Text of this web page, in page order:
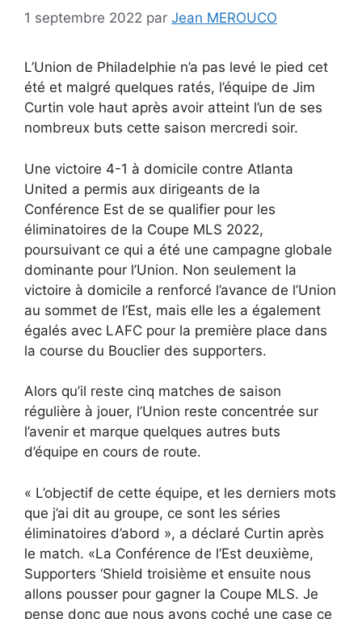
1 septembre 2022 par Jean MEROUCO
L’Union de Philadelphie n’a pas levé le pied cet
été et malgré quelques ratés, l’équipe de Jim
Curtin vole haut après avoir atteint l’un de ses
nombreux buts cette saison mercredi soir.
Une victoire 4-1 à domicile contre Atlanta
United a permis aux dirigeants de la
Conférence Est de se qualifier pour les
éliminatoires de la Coupe MLS 2022,
poursuivant ce qui a été une campagne globale
dominante pour l’Union. Non seulement la
victoire à domicile a renforcé l’avance de l’Union
au sommet de l’Est, mais elle les a également
égalés avec LAFC pour la première place dans
la course du Bouclier des supporters.
Alors qu’il reste cinq matches de saison
régulière à jouer, l’Union reste concentrée sur
l’avenir et marque quelques autres buts
d’équipe en cours de route.
« L’objectif de cette équipe, et les derniers mots
que j’ai dit au groupe, ce sont les séries
éliminatoires d’abord », a déclaré Curtin après
le match. «La Conférence de l’Est deuxième,
Supporters ‘Shield troisième et ensuite nous
allons pousser pour gagner la Coupe MLS. Je
pense donc que nous avons coché une case ce